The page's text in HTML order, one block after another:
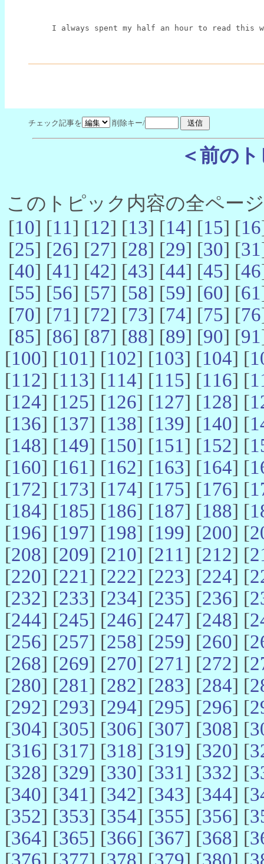
I always spent my half an hour to read
チェック記事を 削除キー/
＜前の
このトピック内容の全ペー
[10] [11] [12] [13] [14] [15] [16
[25] [26] [27] [28] [29] [30] [31
[40] [41] [42] [43] [44] [45] [46
[55] [56] [57] [58] [59] [60] [61
[70] [71] [72] [73] [74] [75] [76
[85] [86] [87] [88] [89] [90] [91
[100] [101] [102] [103] [104] [
[112] [113] [114] [115] [116] [
[124] [125] [126] [127] [128] [
[136] [137] [138] [139] [140] [
[148] [149] [150] [151] [152] [
[160] [161] [162] [163] [164] [
[172] [173] [174] [175] [176] [
[184] [185] [186] [187] [188] [
[196] [197] [198] [199] [200] [
[208] [209] [210] [211] [212] [
[220] [221] [222] [223] [224] [
[232] [233] [234] [235] [236] [
[244] [245] [246] [247] [248] [
[256] [257] [258] [259] [260] [
[268] [269] [270] [271] [272] [
[280] [281] [282] [283] [284] [
[292] [293] [294] [295] [296] [
[304] [305] [306] [307] [308] [
[316] [317] [318] [319] [320] [
[328] [329] [330] [331] [332] [
[340] [341] [342] [343] [344] [
[352] [353] [354] [355] [356] [
[364] [365] [366] [367] [368] [